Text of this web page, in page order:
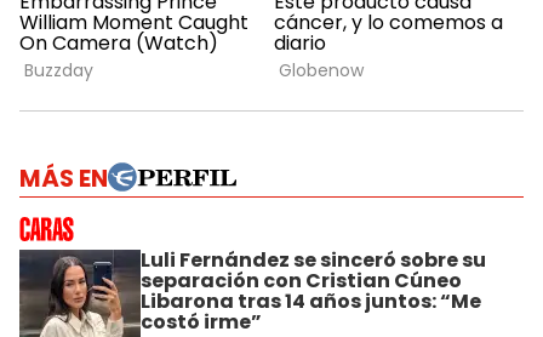
MÁS EN
Luli Fernández se sinceró sobre su
separación con Cristian Cúneo
Libarona tras 14 años juntos: “Me
costó irme”